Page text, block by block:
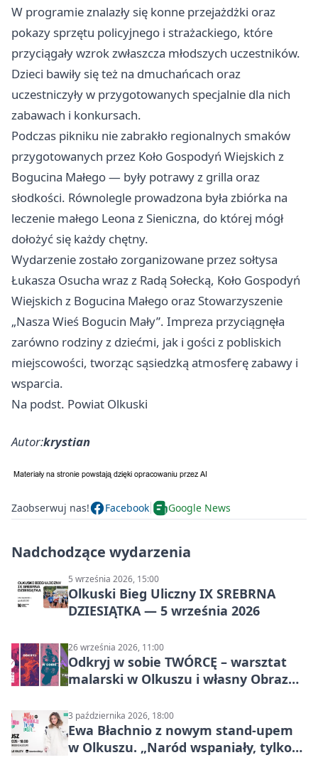
W programie znalazły się konne przejażdżki oraz
pokazy sprzętu policyjnego i strażackiego, które
przyciągały wzrok zwłaszcza młodszych uczestników.
Dzieci bawiły się też na dmuchańcach oraz
uczestniczyły w przygotowanych specjalnie dla nich
zabawach i konkursach.
Podczas pikniku nie zabrakło regionalnych smaków
przygotowanych przez Koło Gospodyń Wiejskich z
Bogucina Małego — były potrawy z grilla oraz
słodkości. Równolegle prowadzona była zbiórka na
leczenie małego Leona z Sieniczna, do której mógł
dołożyć się każdy chętny.
Wydarzenie zostało zorganizowane przez sołtysa
Łukasza Osucha wraz z Radą Sołecką, Koło Gospodyń
Wiejskich z Bogucina Małego oraz Stowarzyszenie
„Nasza Wieś Bogucin Mały”. Impreza przyciągnęła
zarówno rodziny z dziećmi, jak i gości z pobliskich
miejscowości, tworząc sąsiedzką atmosferę zabawy i
wsparcia.
Na podst. Powiat Olkuski
Autor:krystian
Zaobserwuj nas! Facebook Google News
Nadchodzące wydarzenia
5 września 2026, 15:00
Olkuski Bieg Uliczny IX SREBRNA
DZIESIĄTKA — 5 września 2026
26 września 2026, 11:00
Odkryj w sobie TWÓRCĘ – warsztat
malarski w Olkuszu i własny Obraz
3 października 2026, 18:00
Ewa Błachnio z nowym stand-upem
w Olkuszu. „Naród wspaniały, tylko